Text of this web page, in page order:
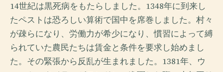
14世紀は黒死病をもたらしました。1348年に到来し
たペストは恐ろしい算術で国中を席巻しました。村々
が疎らになり、労働力が希少になり、慣習によって縛
られていた農民たちは賃金と条件を要求し始めまし
た。その緊張から反乱が生まれました。1381年、ウ